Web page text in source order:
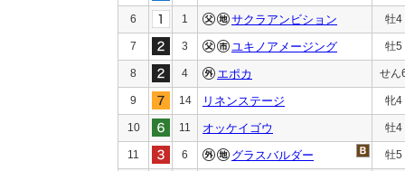
6 1 サクラアンビション 牡4
7 3 ユキノアメージング 牡5
8 4 エポカ せん
9 14 リネンステージ 牝4
10 11 オッケイゴウ 牡4
11 6 グラスバルダー 牡5